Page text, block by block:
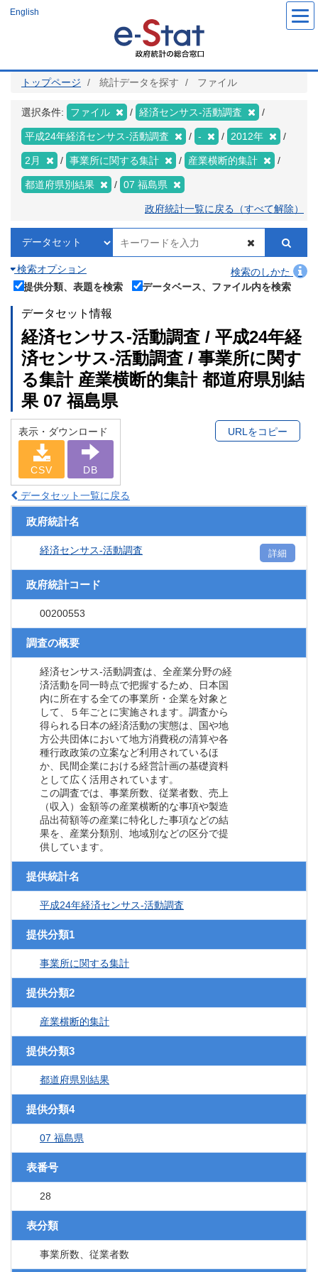
ツ
English
トップページ 統計データを探す ファイル
選択条件: ファイル 経済センサス‐活動調査
平成24年経済センサス‐活動調査 - 2012年
2月 事業所に関する集計 産業横断的集計
都道府県別結果 07 福島県
政府統計一覧に戻る（すべて解除）
検索オプション
検索のしかた
提供分類、表題を検索
データベース、ファイル内を検索
データセット情報
経済センサス‐活動調査 / 平成24年経
済センサス‐活動調査 / 事業所に関す
る集計 産業横断的集計 都道府県別結
果 07 福島県
表示・ダウンロード
CSV DB
URLをコピー
データセット一覧に戻る
政府統計名
経済センサス‐活動調査 詳細
政府統計コード
00200553
調査の概要
経済センサス‐活動調査は、全産業分野の経
済活動を同一時点で把握するため、日本国
内に所在する全ての事業所・企業を対象と
して、５年ごとに実施されます。調査から
得られる日本の経済活動の実態は、国や地
方公共団体において地方消費税の清算や各
種行政政策の立案など利用されているほ
か、民間企業における経営計画の基礎資料
として広く活用されています。
この調査では、事業所数、従業者数、売上
（収入）金額等の産業横断的な事項や製造
品出荷額等の産業に特化した事項などの結
果を、産業分類別、地域別などの区分で提
供しています。
提供統計名
平成24年経済センサス‐活動調査
提供分類1
事業所に関する集計
提供分類2
産業横断的集計
提供分類3
都道府県別結果
提供分類4
07 福島県
表番号
28
表分類
事業所数、従業者数